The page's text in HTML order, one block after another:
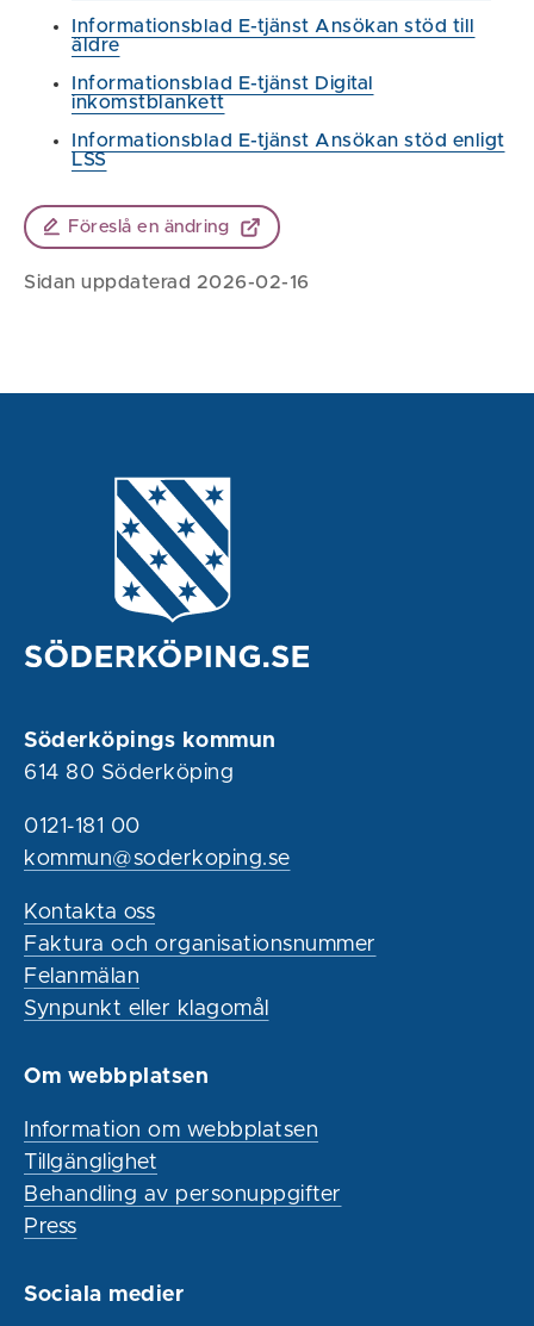
Informationsblad E-tjänst Ansökan stöd till
äldre
Informationsblad E-tjänst Digital
inkomstblankett
Informationsblad E-tjänst Ansökan stöd enligt
LSS
Föreslå en ändring
Sidan uppdaterad 2026-02-16
Söderköpings kommun
614 80 Söderköping
0121-181 00
kommun@soderkoping.se
Kontakta oss
Faktura och organisationsnummer
Felanmälan
Synpunkt eller klagomål
Om webbplatsen
Information om webbplatsen
Tillgänglighet
Behandling av personuppgifter
Press
Sociala medier